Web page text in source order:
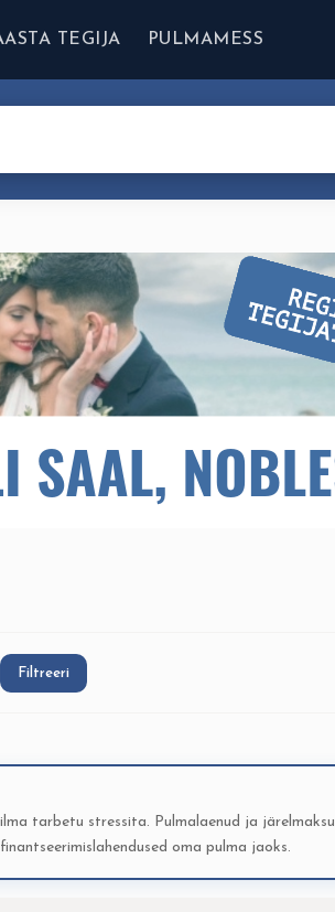
TEGIJA PULMAMESS
Filtreeri
tarbetu stressita. Pulmalaenud ja järelmaksu
oma pulma jaoks.